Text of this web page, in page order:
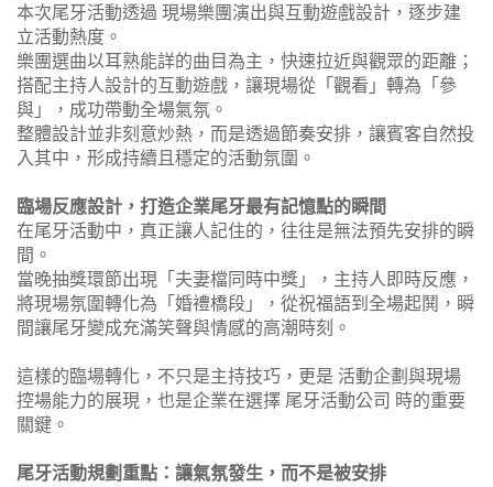
本次尾牙活動透過 現場樂團演出與互動遊戲設計，逐步建
立活動熱度。
樂團選曲以耳熟能詳的曲目為主，快速拉近與觀眾的距離；
搭配主持人設計的互動遊戲，讓現場從「觀看」轉為「參
與」，成功帶動全場氣氛。
整體設計並非刻意炒熱，而是透過節奏安排，讓賓客自然投
入其中，形成持續且穩定的活動氛圍。
臨場反應設計，打造企業尾牙最有記憶點的瞬間
在尾牙活動中，真正讓人記住的，往往是無法預先安排的瞬
間。
當晚抽獎環節出現「夫妻檔同時中獎」，主持人即時反應，
將現場氛圍轉化為「婚禮橋段」，從祝福語到全場起鬨，瞬
間讓尾牙變成充滿笑聲與情感的高潮時刻。
這樣的臨場轉化，不只是主持技巧，更是 活動企劃與現場
控場能力的展現，也是企業在選擇 尾牙活動公司 時的重要
關鍵。
尾牙活動規劃重點：讓氣氛發生，而不是被安排